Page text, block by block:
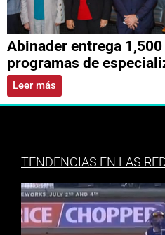
Abinader entrega
programas de
Leer más
TENDENCIAS EN LAS